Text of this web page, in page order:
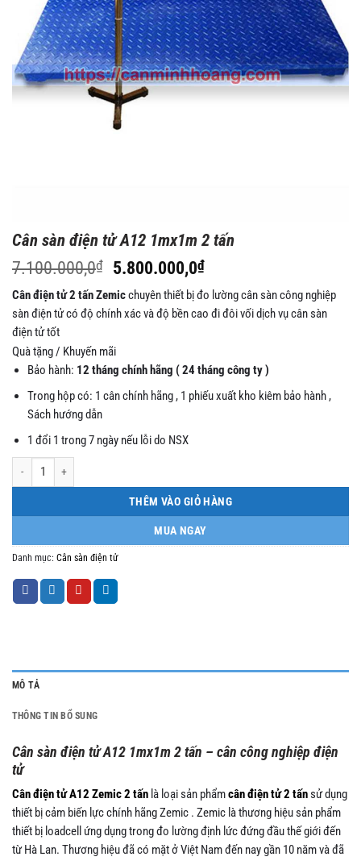
Cân sàn điện tử A12 1mx1m 2 tấn
7.100.000,0₫
Giá
gốc
là:
7.100.000,0₫.
5.800.000,0₫Giá
hiện
tại
là:
Cân điện tử 2 tấn Zemicchuyên thiết bị đo lường cân sàn công nghiệp
sàn điện tử có độ chính xác và độ bền cao đi đôi vối dịch vụ cân sàn
điện tử tốt
Quà tặng / Khuyến mãi
Bảo hành: 12 tháng chính hãng ( 24 tháng công ty )
Trong hộp có: 1 cân chính hãng , 1 phiếu xuất kho kiêm bảo hành ,
Sách hướng dẫn
1 đổi 1 trong 7 ngày nếu lỗi do NSX
Cân sàn điện tử A12 1mx1m 2 tấn số lượng
THÊM VÀO GIỎ HÀNG
MUA NGAY
Danh mục: Cân sàn điện tử
MÔ TẢ
THÔNG TIN BỔ SUNG
Cân sàn điện tử A12 1mx1m 2 tấn – cân công nghiệp điện
tử
Cân điện tử A12 Zemic 2 tấn là loại sản phẩmcân điện tử2 tấnsử dụng
thiết bị cảm biến lực chính hãng Zemic . Zemic là thương hiệu sản phẩm
thiết bị loadcell ứng dụng trong đo lường định lức đứng đầu thế giới đến
từ Hà Lan. Thương hiệu đã có mặt ở Việt Nam đến nay gần 10 năm và đã